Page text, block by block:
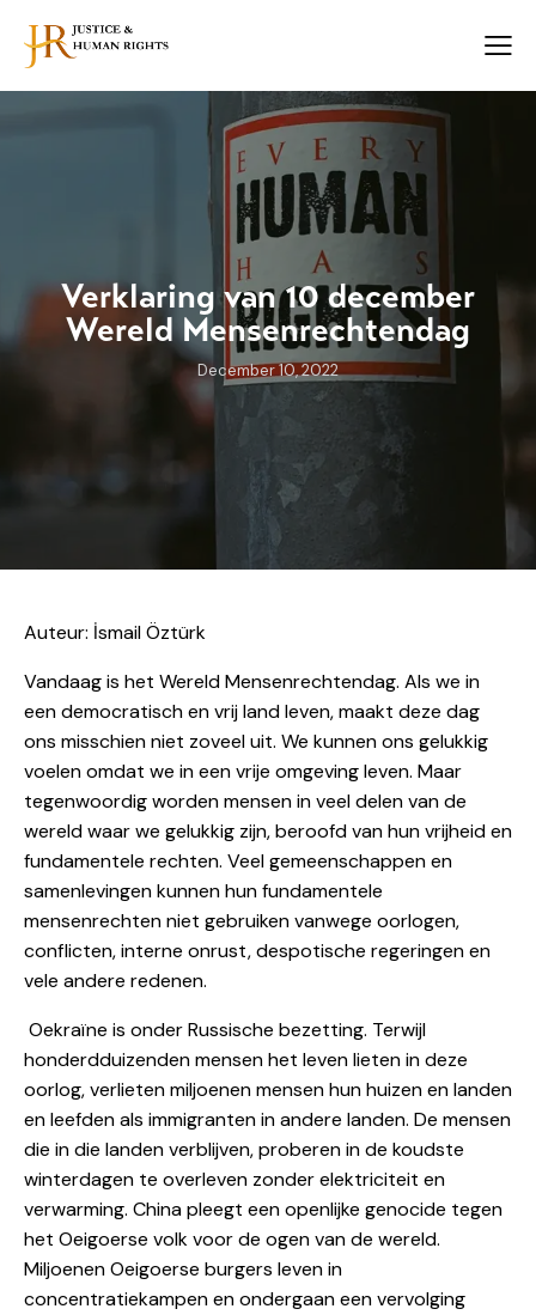
Verklaring van 10 december
Wereld Mensenrechtendag
December 10, 2022
Auteur: İsmail Öztürk
Vandaag is het Wereld Mensenrechtendag. Als we in
een democratisch en vrij land leven, maakt deze dag
ons misschien niet zoveel uit. We kunnen ons gelukkig
voelen omdat we in een vrije omgeving leven. Maar
tegenwoordig worden mensen in veel delen van de
wereld waar we gelukkig zijn, beroofd van hun vrijheid en
fundamentele rechten. Veel gemeenschappen en
samenlevingen kunnen hun fundamentele
mensenrechten niet gebruiken vanwege oorlogen,
conflicten, interne onrust, despotische regeringen en
vele andere redenen.
Oekraïne is onder Russische bezetting. Terwijl
honderdduizenden mensen het leven lieten in deze
oorlog, verlieten miljoenen mensen hun huizen en landen
en leefden als immigranten in andere landen. De mensen
die in die landen verblijven, proberen in de koudste
winterdagen te overleven zonder elektriciteit en
verwarming. China pleegt een openlijke genocide tegen
het Oeigoerse volk voor de ogen van de wereld.
Miljoenen Oeigoerse burgers leven in
concentratiekampen en ondergaan een vervolging